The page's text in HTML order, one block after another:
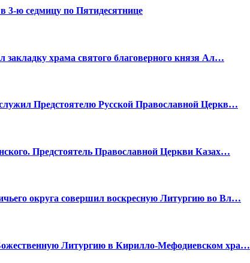
3-ю седмицу по Пятидесятнице
храма святого благоверного князя Ал…
Предстоятелю Русской Православной Церкв…
Предстоятель Православной Церкви Казах…
округа совершил воскресную Литургию во Вл…
Литургию в Кирилло-Мефодиевском хра…